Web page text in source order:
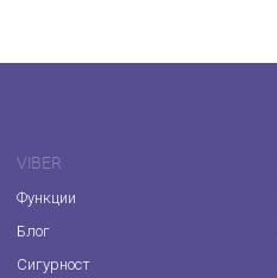
VIBER
Функции
Блог
Сигурност